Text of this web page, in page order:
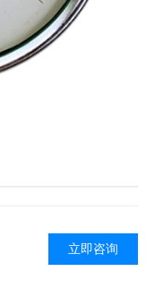
立即咨询